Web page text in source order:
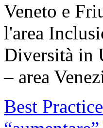
Veneto e
l'area
Diversità in
– area
Best